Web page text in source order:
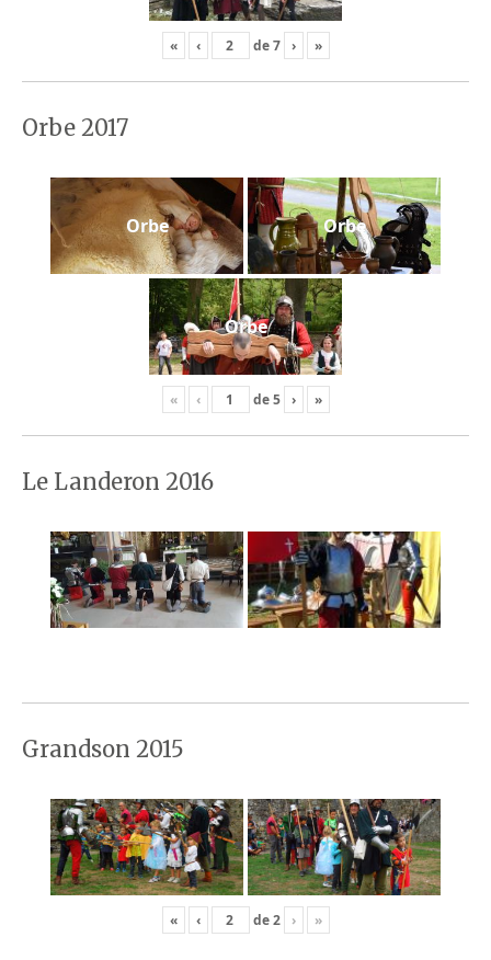
« ‹ de7 › »
Orbe 2017
Orbe Orbe
Orbe
« ‹ de5 › »
Le Landeron 2016
Grandson 2015
« ‹ de2 › »